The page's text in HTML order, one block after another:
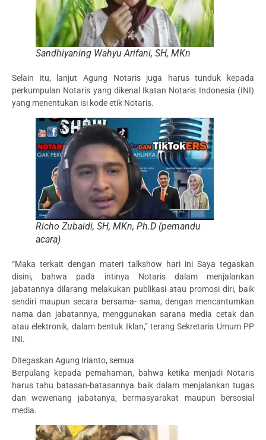
Sandhiyaning Wahyu Arifani, SH, MKn
Selain itu, lanjut Agung Notaris juga harus tunduk kepada
perkumpulan Notaris yang dikenal Ikatan Notaris Indonesia (INI)
yang menentukan isi kode etik Notaris.
Richo Zubaidi, SH, MKn, Ph.D (pemandu
acara)
“Maka terkait dengan materi talkshow hari ini Saya tegaskan
disini, bahwa pada intinya Notaris dalam menjalankan
jabatannya dilarang melakukan publikasi atau promosi diri, baik
sendiri maupun secara bersama- sama, dengan mencantumkan
nama dan jabatannya, menggunakan sarana media cetak dan
atau elektronik, dalam bentuk Iklan,” terang Sekretaris Umum PP
INI.
Ditegaskan Agung Irianto, semua
Berpulang kepada pemahaman, bahwa ketika menjadi Notaris
harus tahu batasan-batasannya baik dalam menjalankan tugas
dan wewenang jabatanya, bermasyarakat maupun bersosial
media.